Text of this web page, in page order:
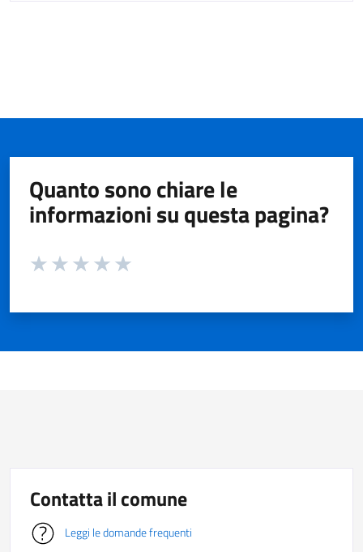
Quanto sono chiare le
informazioni su questa pagina?
Valuta da 1 a 5 stelle la pagina
Contatta il comune
Leggi le domande frequenti